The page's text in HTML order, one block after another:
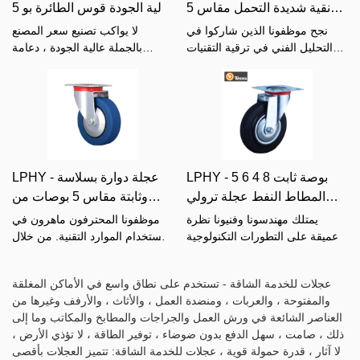
عجلات للخدمة الشاقة - تستخدم على نطاق واسع في الأماكن المغلقة
والمفتوحة ، والعربات ، ومنضدة العمل ، والأثاث ، والأرفف وغيرها من
العناصر الشائعة في ورش العمل والجراجات والمطابخ والمكاتب وما إلى
ذلك ، صامت ، سهل الدفع بدون ضوضاء ، توفير الطاقة ، لا تؤذي الأرض ،
لا آثار ، قدرة حمولة قوية ، عجلات للخدمة الشاقة: تتميز العجلات بأقصى
عالية الجودة قوس الطائرة بو 5
بوصة عجلات صلبة كاسرات
الثقيلة
لا يواكب تصنيع سعر المصنع
بالجملة عالية الجودة ، دعامة
بوصات ، اتجاه تطور السوق
ومواكبة العصر ، ولكن أيضًا من
خلال التحليل المهني للصناعة
وتحديد المواقع الدقيقة في السوق
، ويعتمد على قوة الإنتاج القوية
نقية شديدة التحمل مقاس 5
بوصات من أجل صندوق قمامة
صندوق قمامة لحاويات
نجح موظفونا الذين شاركوا في
التحليل الفني في ترقية التقنيات
مطاطية سوداء نقية شديدة التحمل
مقاس 5 بوصات لعجلة حاوية
نفايات سلة المهملات بطريقة أكثر
فاعلية.لديها تطبيقات في مجموعة
واسعة من المجالات ، مثل الأثاث
LPHY - عجلة دوارة بسلاسة
وثابتة مقاس 5 بوصات من
البولي يوريثان عالية التحمل
من البولي يوريثان مزودة
موظفونا المحترفون ماهرون في
استخدام الموارد التقنية. من خلال
مجال (مجالات) تطبيق عجلات
العجلات ، يمكن للعجلات ذات
العجلات النحاسية المصنوعة من
مادة البولي يوريثان شديدة التحمل
والمزودة بفرامل أن تحقق أكبر
LPHY - 5 6 4 8 بوصة ثابت
المطاط النفط عجلة ترولي
العضوية الثقيلة الصناعية دوارة
عجلات الفرامل الصلبة مع
يمتلك مهندسونا وفنيونا نظرة
عميقة على التطورات التكنولوجية
مشهورة في مجال (مجالات)
التطبيقات من 5 6 4 8 بوصة عجلة
زيت مطاطية ثابتة عجلات عجلات
مكابح صلبة صناعية ثقيلة التحمل
مع الفرامل.